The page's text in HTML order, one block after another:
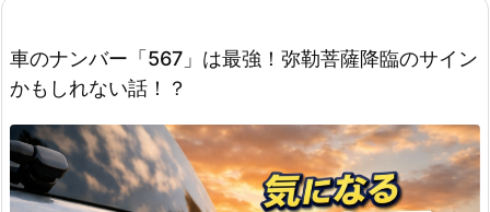
車のナンバー「567」は最強！弥勒菩薩降臨のサイン
かもしれない話！？